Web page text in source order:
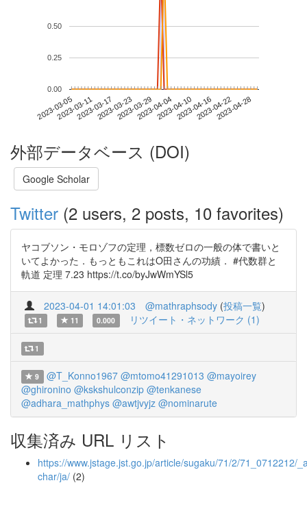
2023-03-052023-03-112023-03-172023-03-232023-03-292023-04-042023-04-102023-04-162023-04-222023-04-28
0.00
0.25
0.50
外部データベース (DOI)
Google Scholar
Twitter (2 users, 2 posts, 10 favorites)
ヤコブソン・モロゾフの定理，標数ゼロの一般の体で書いと
いてよかった．もっともこれはO田さんの功績． #代数群と
軌道 定理 7.23 https://t.co/byJwWmYSl5
2023-04-01 14:01:03 @mathraphsody (投稿一覧)
1 11 0.000 リツイート・ネットワーク (1)
1
9 @T_Konno1967 @mtomo41291013 @mayoirey
@ghironino @kskshulconzip @tenkanese
@adhara_mathphys @awtjvyjz @nominarute
収集済み URL リスト
https://www.jstage.jst.go.jp/article/sugaku/71/2/71_0712212/
char/ja/ (2)